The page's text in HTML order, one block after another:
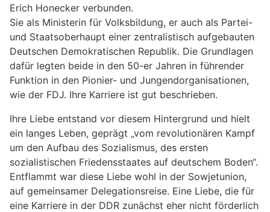
Erich Honecker verbunden.
Sie als Ministerin für Volksbildung, er auch als Partei-
und Staatsoberhaupt einer zentralistisch aufgebauten
Deutschen Demokratischen Republik. Die Grundlagen
dafür legten beide in den 50-er Jahren in führender
Funktion in den Pionier- und Jungendorganisationen,
wie der FDJ. Ihre Karriere ist gut beschrieben.
Ihre Liebe entstand vor diesem Hintergrund und hielt
ein langes Leben, geprägt „vom revolutionären Kampf
um den Aufbau des Sozialismus, des ersten
sozialistischen Friedensstaates auf deutschem Boden“.
Entflammt war diese Liebe wohl in der Sowjetunion,
auf gemeinsamer Delegationsreise. Eine Liebe, die für
eine Karriere in der DDR zunächst eher nicht förderlich